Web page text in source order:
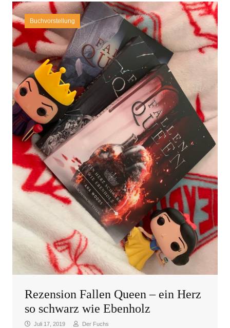
Buchvorstellung
Rezension Fallen Queen – ein Herz
so schwarz wie Ebenholz
Juli 17, 2019 Der Fuchs